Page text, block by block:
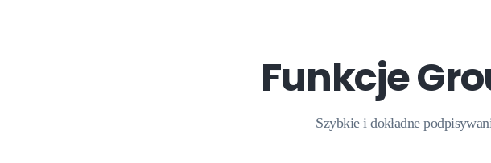
Funkcje
Szybkie i dokładne